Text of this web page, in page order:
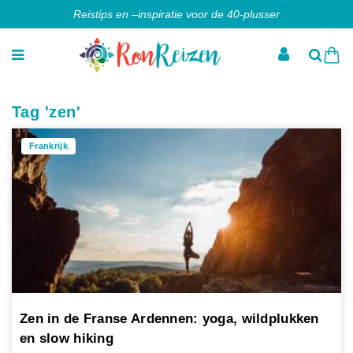
Reistips en –inspiratie voor de 40-plusser
Tag 'zen'
Frankrijk
Zen in de Franse Ardennen: yoga, wildplukken
en slow hiking